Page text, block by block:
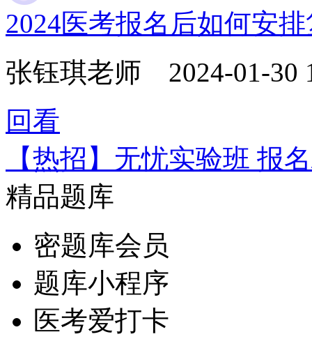
2024医考报名后如何安
张钰琪老师 2024-01-30
回看
【热招】无忧实验班 报
精品题库
密题库会员
题库小程序
医考爱打卡